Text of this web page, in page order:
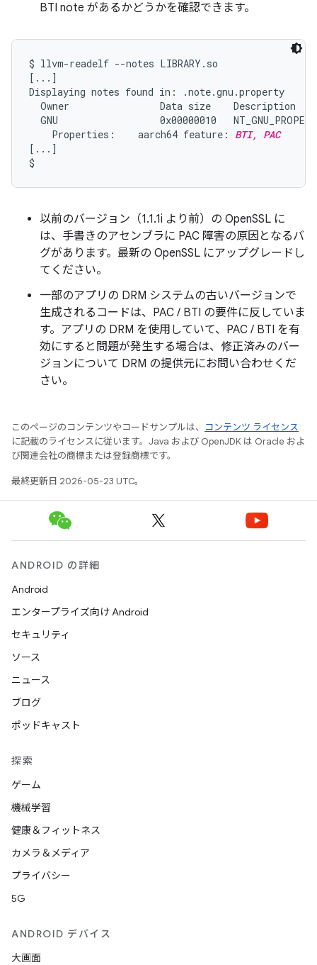
BTI note があるかどうかを確認できます。
$ llvm-readelf --notes LIBRARY.so
[...]
Displaying notes found in: .note.gnu.property
  Owner                Data size    Description
GNU                  0x00000010
    Properties:    aarch64 feature:
BTI, PAC
[...]
以前のバージョン（1.1.1i より前）の OpenSSL に
は、手書きのアセンブラに PAC 障害の原因となるバ
グがあります。最新の OpenSSL にアップグレードし
てください。
一部のアプリの DRM システムの古いバージョンで
生成されるコードは、PAC / BTI の要件に反していま
す。アプリの DRM を使用していて、PAC / BTI を有
効にすると問題が発生する場合は、修正済みのバー
ジョンについて DRM の提供元にお問い合わせくだ
さい。
このページのコンテンツやコードサンプルは、
コンテンツ ライセンス
に記載のライセンスに従います。Java および OpenJDK は Oracle およ
び関連会社の商標または登録商標です。
最終更新日 2026-05-23 UTC。
ANDROID の詳細
Android
エンタープライズ向け Android
セキュリティ
ソース
ニュース
ブログ
ポッドキャスト
探索
ゲーム
機械学習
健康＆フィットネス
カメラ＆メディア
プライバシー
5G
ANDROID デバイス
大画面